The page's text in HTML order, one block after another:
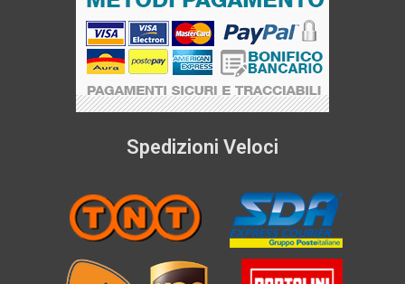
Spedizioni Veloci